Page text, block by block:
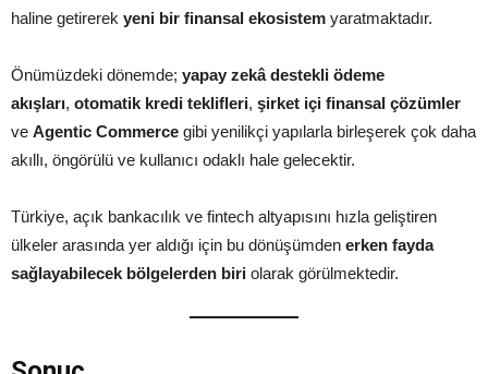
haline getirerek yeni bir finansal ekosistem yaratmaktadır.
Önümüzdeki dönemde; yapay zekâ destekli ödeme
akışları, otomatik kredi teklifleri, şirket içi finansal çözümler
ve Agentic Commerce gibi yenilikçi yapılarla birleşerek çok daha
akıllı, öngörülü ve kullanıcı odaklı hale gelecektir.
Türkiye, açık bankacılık ve fintech altyapısını hızla geliştiren
ülkeler arasında yer aldığı için bu dönüşümden erken fayda
sağlayabilecek bölgelerden biri olarak görülmektedir.